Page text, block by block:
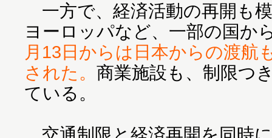
一方で、経済活動の再開も
ヨーロッパなど、一部の国か
月13日からは日本からの渡航
された。 商業施設も、制限つ
ている。